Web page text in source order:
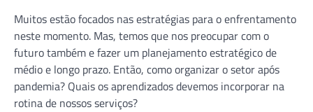
Muitos estão focados nas estratégias para o enfrentamento
neste momento. Mas, temos que nos preocupar com o
futuro também e fazer um planejamento estratégico de
médio e longo prazo. Então, como organizar o setor após
pandemia? Quais os aprendizados devemos incorporar na
rotina de nossos serviços?